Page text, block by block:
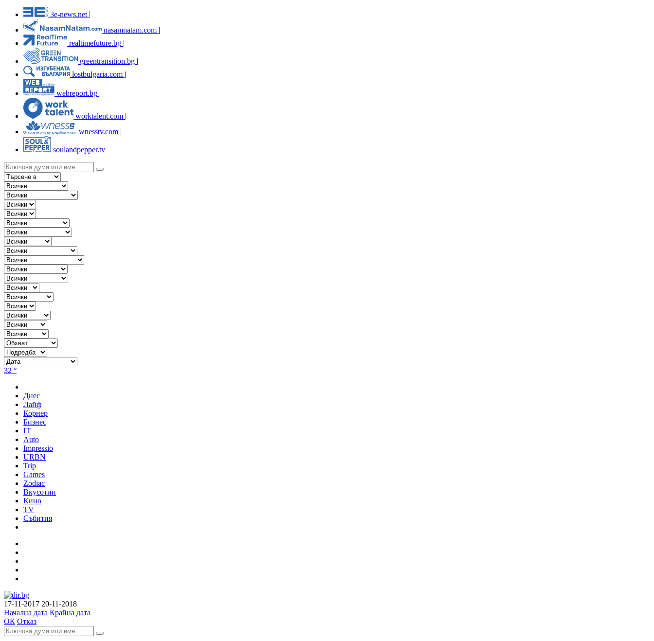
3e-news.net
nasamnatam.com |
realtimefuture.bg |
greentransition.bg |
lostbulgaria.com |
webreport.bg
worktalent.com |
wnesstv.com |
soulandpepper.tv
32 °
Днес
Лайф
Корнер
Бизнес
IT
Auto
Impressio
URBN
Trip
Games
Zodiac
Вкусотии
Кино
TV
Събития
17-11-2017 20-11-2018
Начална дата Крайна дата
ОК Отказ